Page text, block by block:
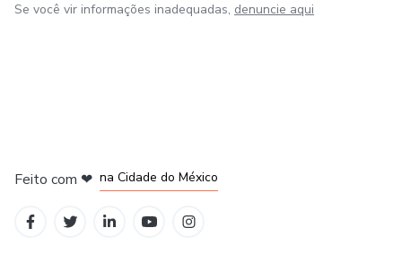
Se você vir informações inadequadas, denuncie aqui
Feito com ❤ na Cidade do México